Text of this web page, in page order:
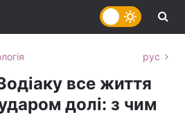
рус
все життя
долі: з чим